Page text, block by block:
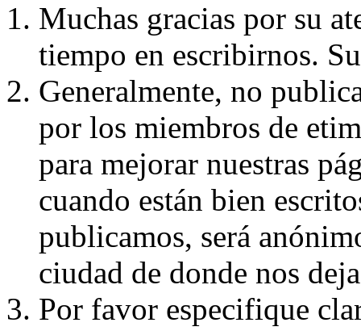
Muchas gracias por su
tiempo en escribirnos.
Generalmente, no
por los miembros de
para mejorar nuestras
cuando están bien
publicamos, será
ciudad de donde nos
Por favor especifique